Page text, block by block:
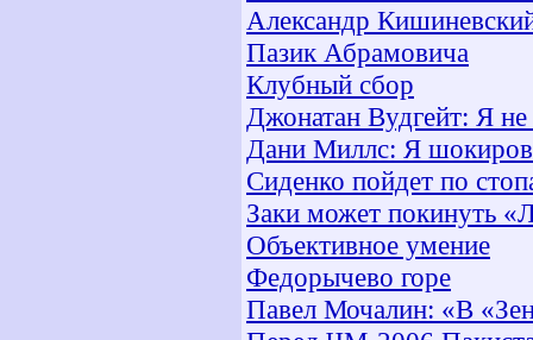
Александр
Пазик Абрамовича
Клубный сбор
Джонатан Вудгейт: Я
Дани Миллс: Я
Сиденко пойдет по
Заки может покинуть
Объективное умение
Федорычево горе
Павел Мочалин: «В